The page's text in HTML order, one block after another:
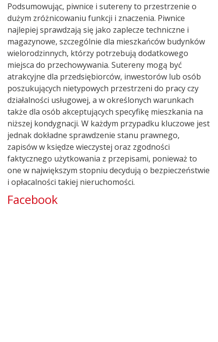
Podsumowując, piwnice i sutereny to przestrzenie o
dużym zróżnicowaniu funkcji i znaczenia. Piwnice
najlepiej sprawdzają się jako zaplecze techniczne i
magazynowe, szczególnie dla mieszkańców budynków
wielorodzinnych, którzy potrzebują dodatkowego
miejsca do przechowywania. Sutereny mogą być
atrakcyjne dla przedsiębiorców, inwestorów lub osób
poszukujących nietypowych przestrzeni do pracy czy
działalności usługowej, a w określonych warunkach
także dla osób akceptujących specyfikę mieszkania na
niższej kondygnacji. W każdym przypadku kluczowe jest
jednak dokładne sprawdzenie stanu prawnego,
zapisów w księdze wieczystej oraz zgodności
faktycznego użytkowania z przepisami, ponieważ to
one w największym stopniu decydują o bezpieczeństwie
i opłacalności takiej nieruchomości.
Facebook